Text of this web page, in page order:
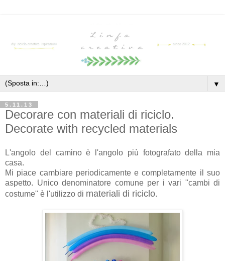
▼
5.11.13
Decorare con materiali di riciclo.
Decorate with recycled materials
L'angolo del camino è l'angolo più fotografato della mia
casa.
Mi piace cambiare periodicamente e completamente il suo
aspetto. Unico denominatore comune per i vari "cambi di
costume" è l'utilizzo di materiali di riciclo.